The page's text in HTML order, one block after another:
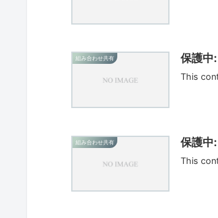
組み合わせ共有 保護中
This
組み合わせ共有 保護中
This